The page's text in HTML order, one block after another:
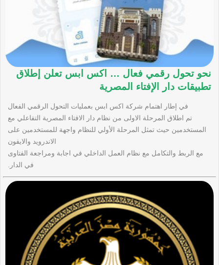
نحو تحول رقمي فعال … اكس ابس تعلن إطلاق
تطبيقات دار الإفتاء المصرية
في إطار اهتمام شركة اكس ابس بعمليات التحول الرقمي الفعال
تم اطلاق المرحلة الاولى من نظام دار الافتاء المصرية التفاعلي مع
المستخدمين حيث تمثل المرحلة الأولي للنظام واجهة للمستخدمين على
الاندرويد والايفون
مع الربط والتكامل مع نظام العمل الداخلي في اجابة ومراجعة الفتاوى
في الدار.